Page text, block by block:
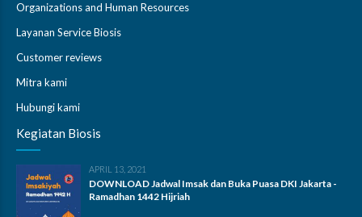
Organizations and Human Resources
Layanan Service Biosis
Customer reviews
Mitra kami
Hubungi kami
Kegiatan Biosis
APRIL 13, 2021
DOWNLOAD Jadwal Imsak dan Buka Puasa DKI Jakarta -
Ramadhan 1442 Hijriah